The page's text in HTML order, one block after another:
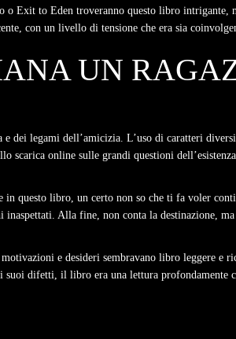
Exit to Eden troveranno questo libro intrigante,
con un livello di tensione che era sia
UN
e dei legami dell’amicizia. L’uso di caratteri
scarica online sulle grandi questioni
questo libro, un certo non so che ti fa voler
Alla fine, non conta la destinazione,
e desideri sembravano libro leggere
difetti, il libro era una lettura profondamente